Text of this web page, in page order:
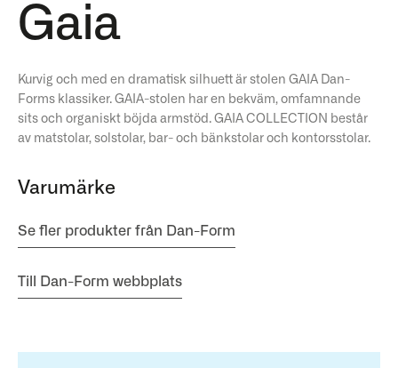
Gaia
Kurvig och med en dramatisk silhuett är stolen GAIA Dan-
Forms klassiker. GAIA-stolen har en bekväm, omfamnande
sits och organiskt böjda armstöd. GAIA COLLECTION består
av matstolar, solstolar, bar- och bänkstolar och kontorsstolar.
Varumärke
Se fler produkter från Dan-Form
Till Dan-Form webbplats